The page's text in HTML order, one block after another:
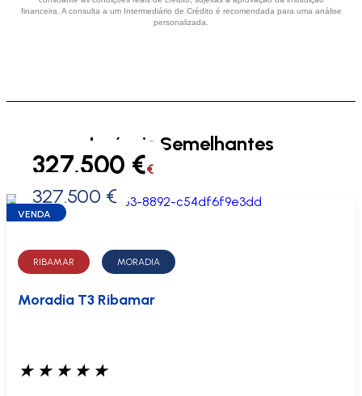
financeira. A consulta a um Intermediário de Crédito é recomendada para uma análise
personalizada.
Imóveis Semelhantes
0 €
327.500 €€
327.500 €
VENDA
RIBAMAR MORADIA
Moradia T3 Ribamar
★ ★ ★ ★ ★